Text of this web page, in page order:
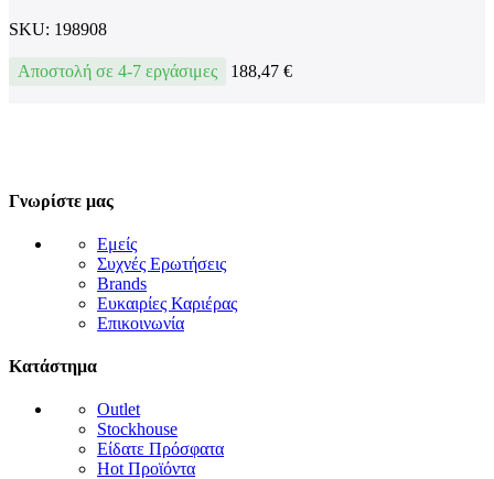
SKU: 198908
Αποστολή σε 4-7 εργάσιμες 188,47 €
Γνωρίστε μας
Εμείς
Συχνές Ερωτήσεις
Brands
Ευκαιρίες Καριέρας
Επικοινωνία
Κατάστημα
Outlet
Stockhouse
Είδατε Πρόσφατα
Hot Προϊόντα